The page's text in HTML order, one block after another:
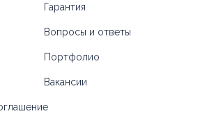
Гарантия
Вопросы и ответы
Портфолио
Вакансии